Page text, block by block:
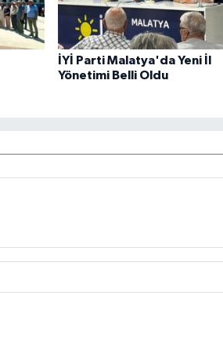
İYİ Parti Malatya'da Yeni İl
Yönetimi Belli Oldu